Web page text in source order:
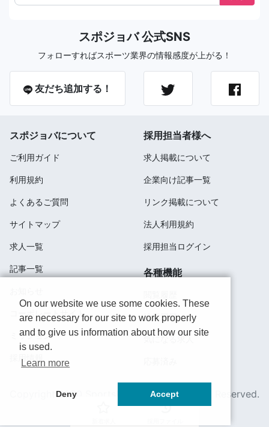
スポジョバ 公式SNS
フォローすればスポーツ業界の情報感度が上がる！
友だち追加する！
スポジョバについて
ご利用ガイド
利用規約
よくあるご質問
サイトマップ
求人一覧
記事一覧
コーポレートサイト
ミッション
採用情報
採用担当者様へ
求人掲載について
企業向け記事一覧
リンク掲載について
法人利用規約
採用担当ログイン
各種機能
検索履歴
気になる求人
Copyright 2020 SportsField Co Ltd.All Right Reserved.
On our website we use some cookies. These
are necessary for our site to work properly
and to give us information about how our site
is used.
Learn more
Deny Accept